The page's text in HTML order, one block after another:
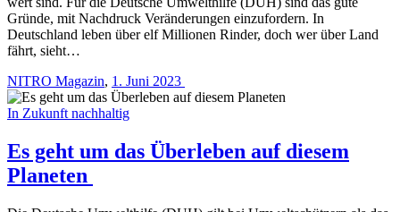
Gründe, mit Nachdruck Veränderungen einzufordern. In
Deutschland leben über elf Mil­lionen Rinder, doch wer über Land
fährt, sieht…
NITRO Magazin, 1. Juni 2023
In Zukunft nachhaltig
Es geht um das Überleben auf diesem
Planeten